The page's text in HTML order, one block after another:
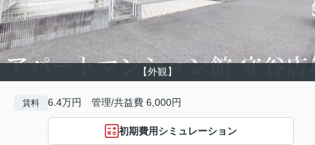
【外観】
賃料 6.4万円 管理/共益費 6,000円
初期費用シミュレーション